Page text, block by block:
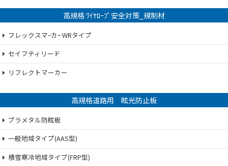
高規格 ﾜｲﾔﾛｰﾌﾟ安全対策_規制材
フレックスマｰカｰ WRタイプ
セイフティリード
リフレクトマーカー
高規格道路用 眩光防止板
プラメタル防眩板
一般地域タイプ(AAS型)
積雪寒冷地域タイプ(FRP型)